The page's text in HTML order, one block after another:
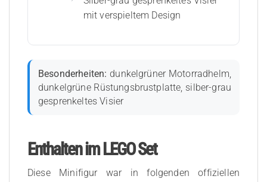
mit verspieltem Design
Besonderheiten: dunkelgrüner Motorradhelm,
dunkelgrüne Rüstungsbrustplatte, silber-grau
gesprenkeltes Visier
Enthalten im LEGO Set
Diese Minifigur war in folgenden offiziellen